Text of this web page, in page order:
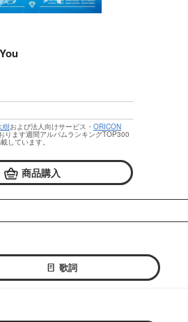
樹および法人向けサービス・ ORICON
ります週間アルバムランキングTOP300
しています。
商品購入
歌詞